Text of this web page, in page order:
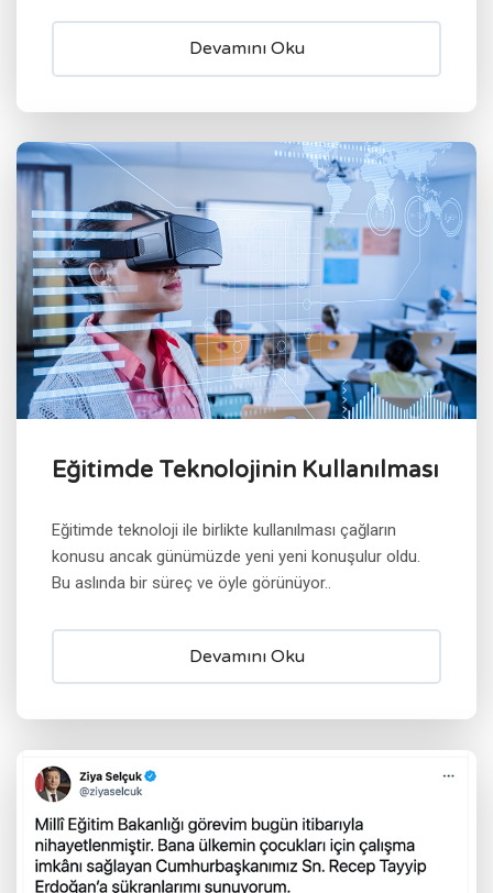
Devamını Oku
Eğitimde Teknolojinin Kullanılması
Eğitimde teknoloji ile birlikte kullanılması çağların
konusu ancak günümüzde yeni yeni konuşulur oldu.
Bu aslında bir süreç ve öyle görünüyor..
Devamını Oku